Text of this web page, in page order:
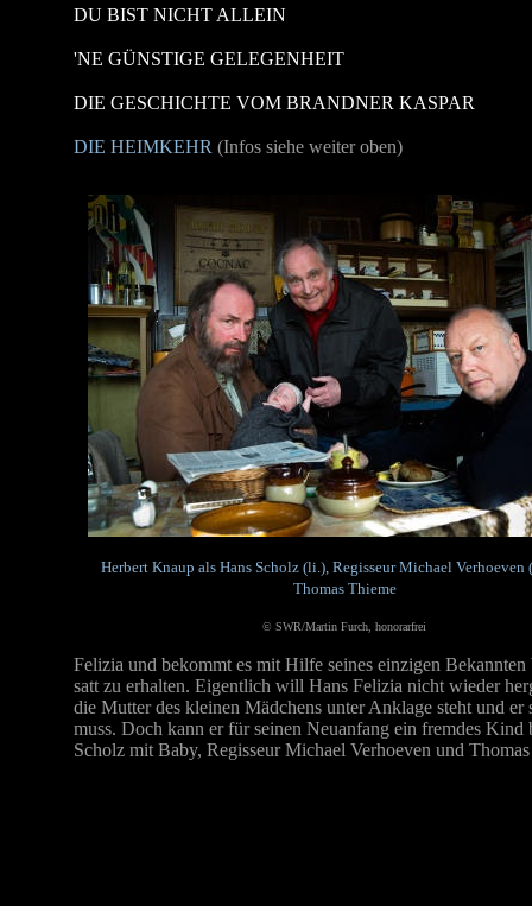
DU BIST NICHT ALLEIN
'NE GÜNSTIGE GELEGENHEIT
DIE GESCHICHTE VOM BRANDNER KASPAR
DIE HEIMKEHR (Infos siehe weiter oben)
Herbert Knaup als Hans Scholz (li.), Regisseur Michael Verhoeven
Thomas Thieme
© SWR/Martin Furch, honorarfrei
Felizia und bekommt es mit Hilfe seines einzigen
satt zu erhalten. Eigentlich will Hans Felizia nicht wieder
die Mutter des kleinen Mädchens unter Anklage steht und
muss. Doch kann er für seinen Neuanfang ein fremdes Kind
Scholz mit Baby, Regisseur Michael Verhoeven und